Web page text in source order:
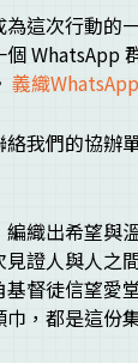
這次行動的
WhatsApp
義織
我們的協辦
織出希望與
證人與人之
督徒信望愛
，都是這份